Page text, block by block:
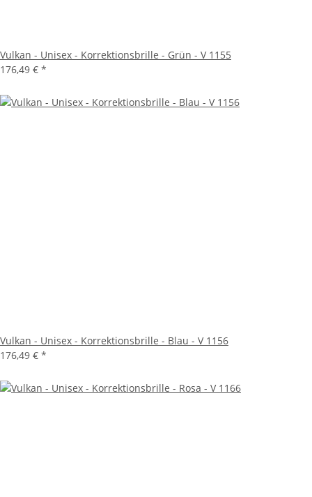
Vulkan - Unisex - Korrektionsbrille - Grün - V 1155
176,49 € *
Vulkan - Unisex - Korrektionsbrille - Blau - V 1156
176,49 € *